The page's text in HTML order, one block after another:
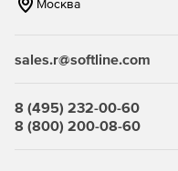
Создание,
функционал совместной
Сервис предоставляет
Москва
sales.r@softline.com
8 (495) 232-00-60
8 (800) 200-08-60